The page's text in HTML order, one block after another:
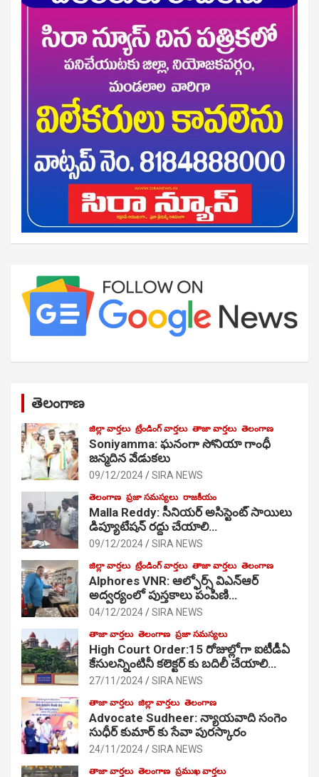
తెలంగాణ
జిల్లా వార్తలు ట్రేండింగ్ వార్తలు తాజా వార్తలు తెలంగాణ
Soniyamma: ఘ‌నంగా సోనియా గాంధీ
జ‌న్మ‌దిన వేడుక‌లు
09/12/2024 SIRA NEWS
తెలంగాణ ప్రజా సమస్యలు రాజకీయం
Malla Reddy: సీనియర్ అసిస్టెంట్ సాయిలు
డిప్యూటేషన్ రద్దు చేయాలి…
09/12/2024 SIRA NEWS
జిల్లా వార్తలు ట్రేండింగ్ వార్తలు తాజా వార్తలు తెలంగాణ
Alphores VNR: ఆల్ఫోర్స్ విఎన్ఆర్
అద్వర్యంలో పుస్తకాలు పంపిణి…
04/12/2024 SIRA NEWS
తాజా వార్తలు తెలంగాణ ప్రజా సమస్యలు
High Court Order:15 రోజుల్లోగా ఐటీడీఏ
కేసులన్నింటినీ కలెక్టర్ కు బదిలీ చేయాలి…
27/11/2024 SIRA NEWS
తాజా వార్తలు జిల్లా వార్తలు తెలంగాణ
Advocate Sudheer: న్యాయవాది సంగెం
సుధీర్ కుమార్ కు సేవా పురస్కారం
24/11/2024 SIRA NEWS
తాజా వార్తలు తెలంగాణ ప్రముఖ వార్తలు